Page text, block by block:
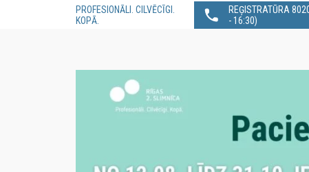
PROFESIONĀLI. CILVĒCĪGI.
KOPĀ.
REĢISTRATŪRA
- 16:30)